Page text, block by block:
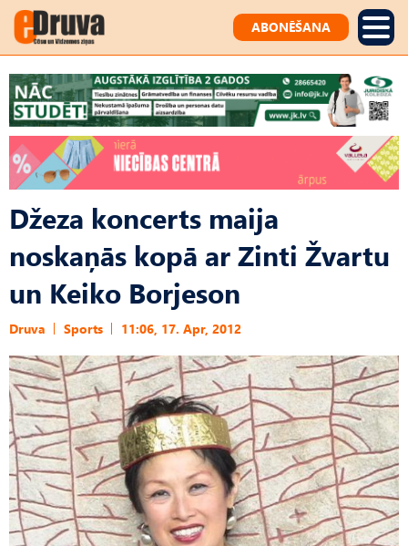
ABONĒŠANA
Džeza koncerts maija
noskaņās kopā ar Zinti Žvartu
un Keiko Borjeson
Druva Sports 11:06, 17. Apr, 2012